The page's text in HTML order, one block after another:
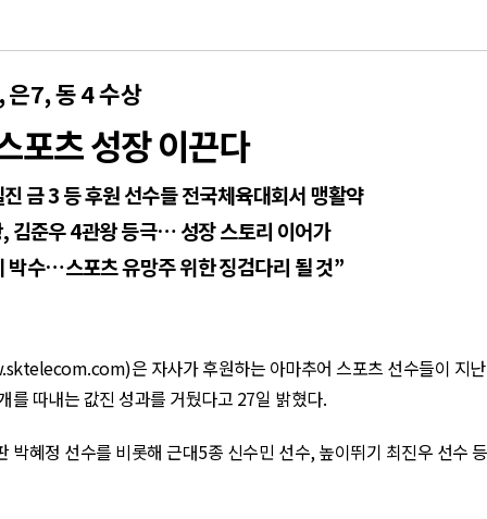
은7,동4수상
포츠 성장 이끈다
금3등 후원 선수들 전국체육대회서 맹활약
,김준우4관왕 등극… 성장 스토리 이어가
박수…스포츠 유망주 위한 징검다리 될 것”
)은 자사가 후원하는 아마추어 스포츠 선수들이 지난
를 따내는 값진 성과를 거뒀다고 27일 밝혔다.
박혜정 선수를 비롯해 근대5종 신수민 선수,높이뛰기 최진우 선수